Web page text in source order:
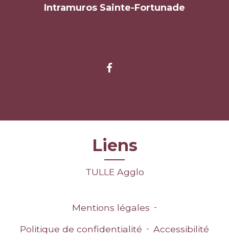
Intramuros Sainte-Fortunade
Liens
TULLE Agglo
Mentions légales -
Politique de confidentialité - Accessibilité